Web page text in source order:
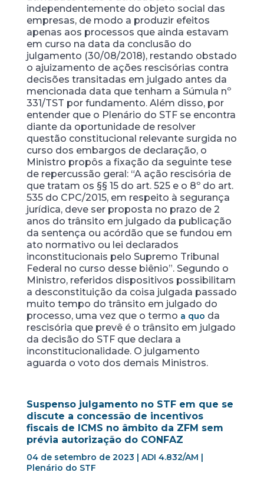
independentemente do objeto social das
empresas, de modo a produzir efeitos
apenas aos processos que ainda estavam
em curso na data da conclusão do
julgamento (30/08/2018), restando obstado
o ajuizamento de ações rescisórias contra
decisões transitadas em julgado antes da
mencionada data que tenham a Súmula nº
331/TST por fundamento. Além disso, por
entender que o Plenário do STF se encontra
diante da oportunidade de resolver
questão constitucional relevante surgida no
curso dos embargos de declaração, o
Ministro propôs a fixação da seguinte tese
de repercussão geral: “A ação rescisória de
que tratam os §§ 15 do art. 525 e o 8º do art.
535 do CPC/2015, em respeito à segurança
jurídica, deve ser proposta no prazo de 2
anos do trânsito em julgado da publicação
da sentença ou acórdão que se fundou em
ato normativo ou lei declarados
inconstitucionais pelo Supremo Tribunal
Federal no curso desse biênio”. Segundo o
Ministro, referidos dispositivos possibilitam
a desconstituição da coisa julgada passado
muito tempo do trânsito em julgado do
processo, uma vez que o termo a quo da
rescisória que prevê é o trânsito em julgado
da decisão do STF que declara a
inconstitucionalidade. O julgamento
aguarda o voto dos demais Ministros.
Suspenso julgamento no STF em que se
discute a concessão de incentivos
fiscais de ICMS no âmbito da ZFM sem
prévia autorização do CONFAZ
04 de setembro de 2023 | ADI 4.832/AM |
Plenário do STF